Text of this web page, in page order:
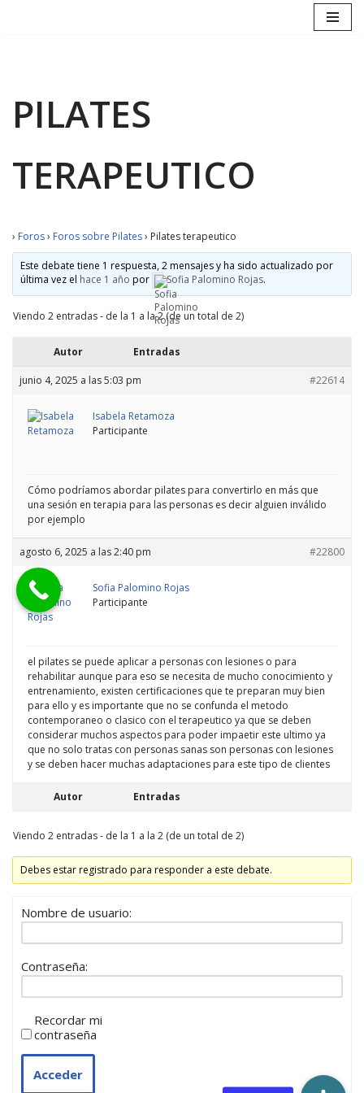
PILATES
TERAPEUTICO
› Foros› Foros sobre Pilates› Pilates terapeutico
Este debate tiene 1 respuesta, 2 mensajes y ha sido actualizado por
última vez el hace 1 año por Sofia Palomino Rojas.
Viendo 2 entradas - de la 1 a la 2 (de un total de 2)
Autor Entradas
junio 4, 2025 a las 5:03 pm #22614
Isabela Retamoza
Participante
Cómo podríamos abordar pilates para convertirlo en más que
una sesión en terapia para las personas es decir alguien inválido
por ejemplo
agosto 6, 2025 a las 2:40 pm #22800
Sofia Palomino Rojas
Participante
el pilates se puede aplicar a personas con lesiones o para
rehabilitar aunque para eso se necesita de mucho conocimiento y
entrenamiento, existen certificaciones que te preparan muy bien
para ello y es importante que no se confunda el metodo
contemporaneo o clasico con el terapeutico ya que se deben
considerar muchos aspectos para poder impaetir este ultimo ya
que no solo tratas con personas sanas son personas con lesiones
y se deben hacer muchas adaptaciones para este tipo de clientes
Autor Entradas
Viendo 2 entradas - de la 1 a la 2 (de un total de 2)
Debes estar registrado para responder a este debate.
Nombre de usuario:
Contraseña:
Recordar mi
contraseña
Acceder